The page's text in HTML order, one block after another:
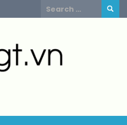
Search
for: